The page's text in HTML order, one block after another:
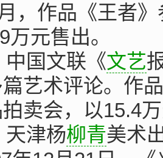
，作品《王者
元售出。
中国文联《文艺
艺术评论。作
卖会，以15.4
天津杨柳青美术